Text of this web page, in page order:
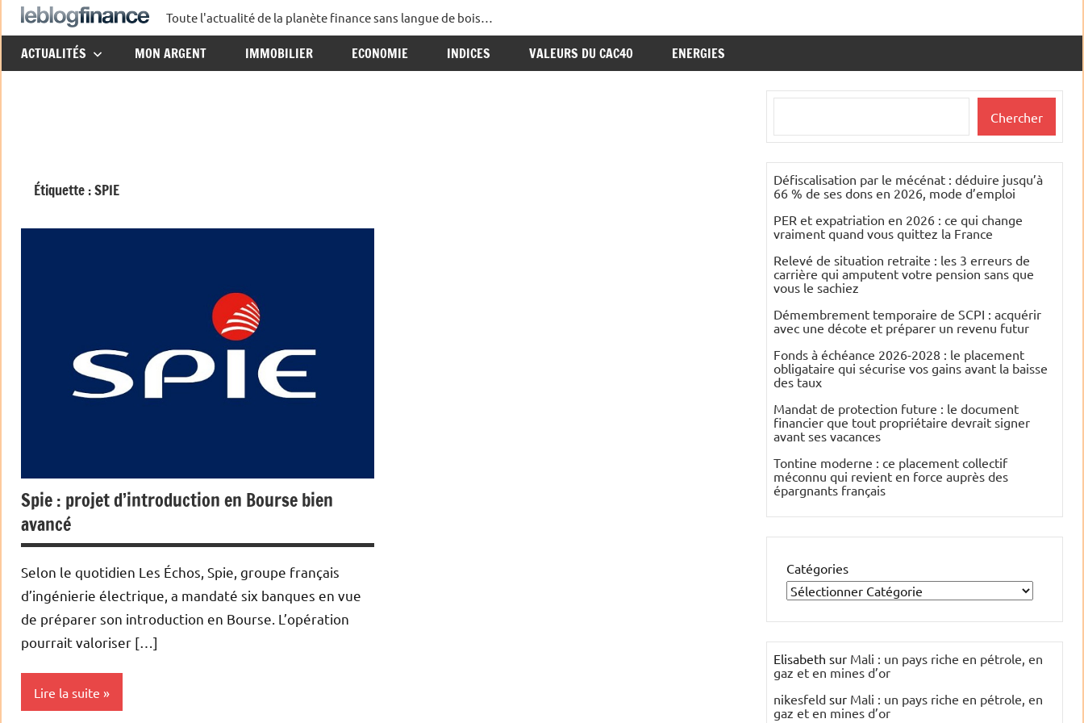
Aller
au
contenu
Le
Blog
Toute l'actualité de la planète finance sans langue de bois…
ACTUALITÉS MON ARGENT IMMOBILIER ECONOMIE INDICES VALEURS DU CAC40 ENERGIES
Étiquette :SPIE
Spie : projet d’introduction en Bourse bien
avancé
Selon le quotidien Les Échos, Spie, groupe français
d’ingénierie électrique, a mandaté six banques en vue
de préparer son introduction en Bourse. L’opération
pourrait valoriser […]
Lire la suite
Chercher
Défiscalisation par le mécénat : déduire jusqu’à
66 % de ses dons en 2026, mode d’emploi
PER et expatriation en 2026 : ce qui change
vraiment quand vous quittez la France
Relevé de situation retraite : les 3 erreurs de
carrière qui amputent votre pension sans que
vous le sachiez
Démembrement temporaire de SCPI : acquérir
avec une décote et préparer un revenu futur
Fonds à échéance 2026-2028 : le placement
obligataire qui sécurise vos gains avant la baisse
des taux
Mandat de protection future : le document
financier que tout propriétaire devrait signer
avant ses vacances
Tontine moderne : ce placement collectif
méconnu qui revient en force auprès des
épargnants français
Catégories
Elisabeth sur Mali : un pays riche en pétrole, en
gaz et en mines d’or
nikesfeld sur Mali : un pays riche en pétrole, en
gaz et en mines d’or